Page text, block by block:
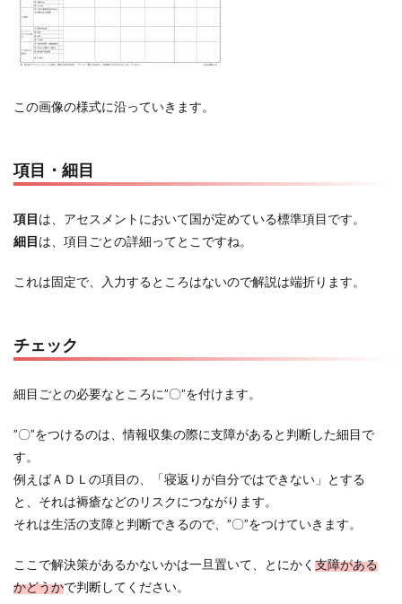
この画像の様式に沿っていきます。
項目・細目
項目は、アセスメントにおいて国が定めている標準項目です。
細目は、項目ごとの詳細ってとこですね。
これは固定で、入力するところはないので解説は端折ります。
チェック
細目ごとの必要なところに”〇”を付けます。
”〇”をつけるのは、情報収集の際に支障があると判断した細目で
す。
例えばＡＤＬの項目の、「寝返りが自分ではできない」とする
と、それは褥瘡などのリスクにつながります。
それは生活の支障と判断できるので、”〇”をつけていきます。
ここで解決策があるかないかは一旦置いて、とにかく 支障がある
かどうかで判断してください。